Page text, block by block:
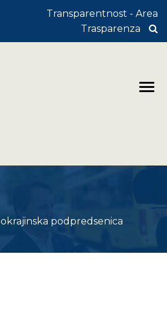
Transparentnost - Area
Trasparenza
podpredsenica